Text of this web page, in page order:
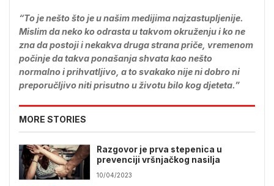
“To je nešto što je u našim medijima najzastupljenije.
Mislim da neko ko odrasta u takvom okruženju i ko ne
zna da postoji i nekakva druga strana priče, vremenom
počinje da takva ponašanja shvata kao nešto
normalno i prihvatljivo, a to svakako nije ni dobro ni
preporučljivo niti prisutno u životu bilo kog djeteta.”
MORE STORIES
Razgovor je prva stepenica u
prevenciji vršnjačkog nasilja
10/04/2023